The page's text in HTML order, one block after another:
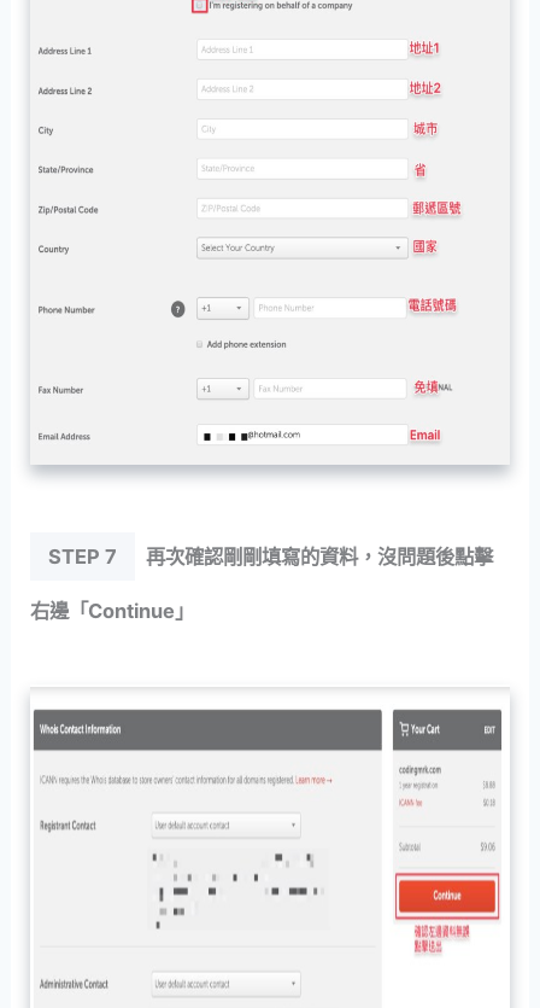
STEP 7 再次確認剛剛填寫的資料，沒問題後點擊
右邊「Continue」